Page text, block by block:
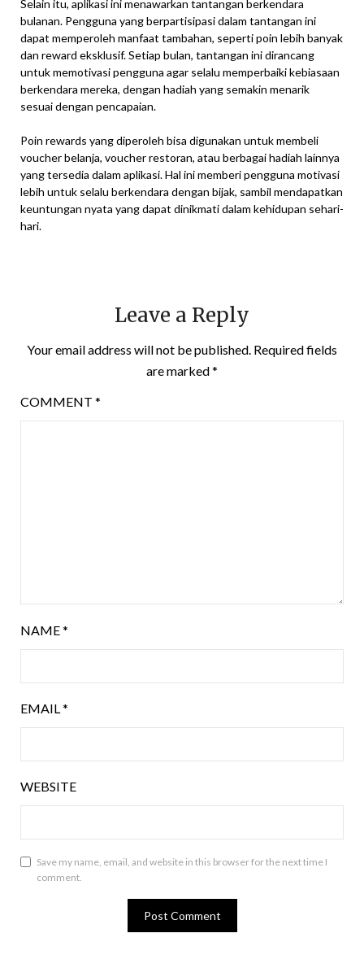
Selain itu, aplikasi ini menawarkan tantangan berkendara
bulanan. Pengguna yang berpartisipasi dalam tantangan ini
dapat memperoleh manfaat tambahan, seperti poin lebih banyak
dan reward eksklusif. Setiap bulan, tantangan ini dirancang
untuk memotivasi pengguna agar selalu memperbaiki kebiasaan
berkendara mereka, dengan hadiah yang semakin menarik
sesuai dengan pencapaian.
Poin rewards yang diperoleh bisa digunakan untuk membeli
voucher belanja, voucher restoran, atau berbagai hadiah lainnya
yang tersedia dalam aplikasi. Hal ini memberi pengguna motivasi
lebih untuk selalu berkendara dengan bijak, sambil mendapatkan
keuntungan nyata yang dapat dinikmati dalam kehidupan sehari-
hari.
Leave a Reply
Your email address will not be published. Required fields
are marked*
COMMENT *
NAME*
EMAIL *
WEBSITE
Save my name, email, and website in this browser for the next time I
comment.